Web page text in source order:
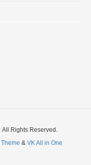
Rights Reserved.
& VK All in One